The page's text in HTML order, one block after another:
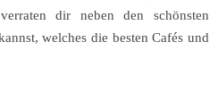
dir neben den schönsten
welches die besten Cafés und